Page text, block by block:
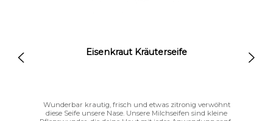
Eisenkraut Kräuterseife
Wunderbar krautig, frisch und etwas zitronig verwöhnt
diese Seife unsere Nase. Unsere Milchseifen sind kleine
Links unterstreichen Gut lesbare Schrift